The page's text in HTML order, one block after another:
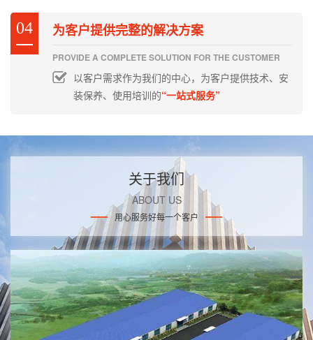
04 为客户提供完整的解决方案
PROVIDE A COMPLETE SOLUTION FOR THE CUSTOMER
以客户需求作为我们的中心，为客户提供技术、安
装保养、使用培训的“一站式服务”
关于我们
ABOUT US
用心服务好每一个客户